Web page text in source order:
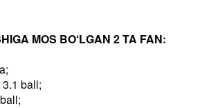
MOS BO‘LGAN 2 TA FAN:
ball;